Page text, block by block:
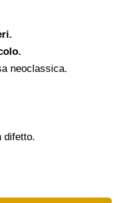
neoclassica.
difetto.